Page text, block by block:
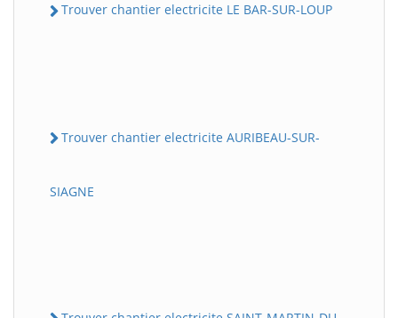
Trouver chantier electricite LE BAR-SUR-LOUP
Trouver chantier electricite AURIBEAU-SUR-
SIAGNE